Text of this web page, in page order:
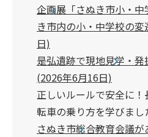
企画展「さぬき市小・
き市内の小・中学校の
日)
是弘遺跡で現地見学・
(2026年6月16日)
正しいルールで安全に
転車の乗り方を学びま
さぬき市総合教育会議